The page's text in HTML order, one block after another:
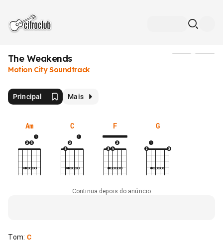
The Weakends
Motion City Soundtrack
Principal Mais
Am C F G
Continua depois do anúncio
Tom: C